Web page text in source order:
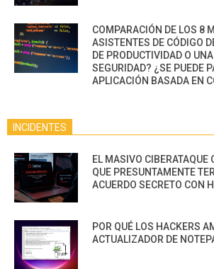
COMPARACIÓN DE LOS 8
ASISTENTES DE CÓDIGO
DE PRODUCTIVIDAD O
SEGURIDAD? ¿SE PUEDE
APLICACIÓN BASADA EN
INCIDENTES
EL MASIVO CIBERATAQUE
QUE PRESUNTAMENTE
ACUERDO SECRETO CON
POR QUÉ LOS HACKERS
ACTUALIZADOR DE